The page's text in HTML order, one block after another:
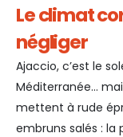
Le climat
négliger
Ajaccio, c’est le
Méditerranée…
mettent à rude
embruns salés : la